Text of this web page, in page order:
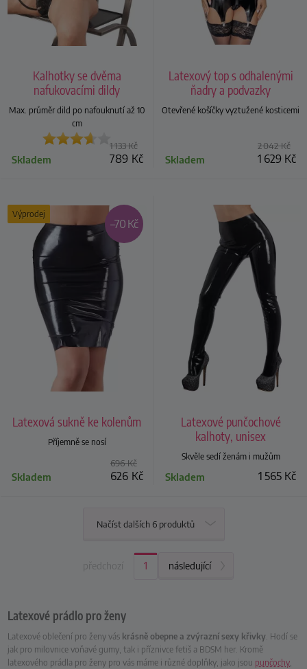
Kalhotky se dvěma
nafukovacími dildy
Max. průměr dild po nafouknutí až 10
cm
1 133Kč
789 Kč
Skladem
Latexový top s odhalenými
ňadry a podvazky
Otevřené košíčky vyztužené kosticemi
2 042Kč
1 629 Kč
Skladem
Výprodej
–70 Kč
Latexová sukně ke kolenům
Příjemně se nosí
696Kč
626 Kč
Skladem
Latexové punčochové
kalhoty, unisex
Skvěle sedí ženám i mužům
1 565 Kč
Skladem
Načíst dalších 6 produktů
předchozí Aktuální strana:
1 následující
Latexové prádlo pro ženy
Latexové oblečení pro ženy vás krásně obepne a zvýrazní sexy křivky. Hodí se
jak pro milovnice voňavé gumy, tak i příznivce fetiš a BDSM her. Kromě
latexového prádla pro ženy pro vás máme i různé doplňky, jako jsou punčochy,